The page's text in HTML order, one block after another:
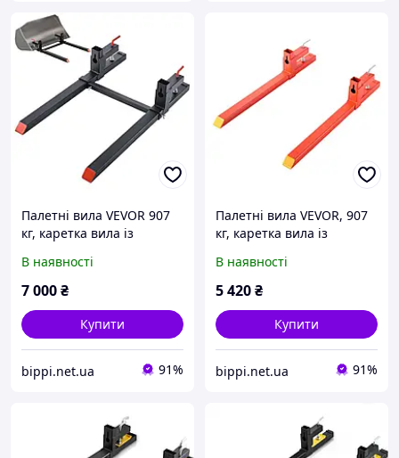
Палетні вила VEVOR 907
кг, каретка вила із
довжина 1090 мм, вила з
регульованою
навісного
В наявності
7 000₴
Купити
bippi.net.ua 91%
Палетні вила VEVOR, 907
кг, каретка вила із
довжина 1090 мм,
швидкознімні вила,
В наявності
5 420₴
Купити
bippi.net.ua 91%